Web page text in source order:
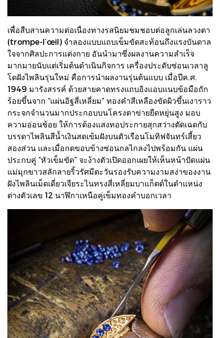
เพื่อสืบสานความต่อเนื่องทางรสนิยมชมชอบต่อลูกเล่นลวงตา
(trompe-l’œil) จำลองแบบแถบเข็มขัดสะท้อนถึงแรงบันดาล
ใจจากศิลปะการแต่งกาย อันนำมาซึ่งผลงานความสำเร็จ
มากมายนับแต่เริ่มต้นดำเนินกิจการ เครื่องประดับซ่อนเวลาลู
โดฝังไพลินรุ่นใหม่ คือการนำผลงานรุ่นต้นแบบ เมื่อปีค.ศ.
1949 มารังสรรค์ ด้วยสายคาดทรงแถบอิงแอบแนบข้อมือถัก
ร้อยขึ้นจาก “แผ่นอิฐสี่เหลี่ยม” ทองคำสีเหลืองขัดผิวขึ้นเงาราว
กระจกจำนวนมากประกอบบนโครงตาข่ายยืดหยุ่นสูง มอบ
ความอ่อนช้อย ให้การต้องแสงทอประกายสุกสว่างตัดเฉดกับ
บรรดาไพลินสีน้ำเงินสดเข้มฝังบนตัวเรือนโมทิฟจันทร์เสี้ยว
สองส่วน และเมื่อกดขอบข้างซ่อนกลไกลงไปพร้อมกัน แผ่น
ประกบคู่ “หัวเข็มขัด” จะง้างตัวเปิดออกเผยให้เห็นหน้าปัดแผ่น
แม่มุกขาวสลักลายริ้วรัศมีตะวันรองรับความงามสง่าของงาน
ฝังไพลินเม็ดเดี่ยวเจียระไนทรงสี่เหลี่ยมบาแก็ตต์ในตำแหน่ง
ต่างตัวเลข 12 นาฬิกาเหนือคู่เข็มทองคำบอกเวลา